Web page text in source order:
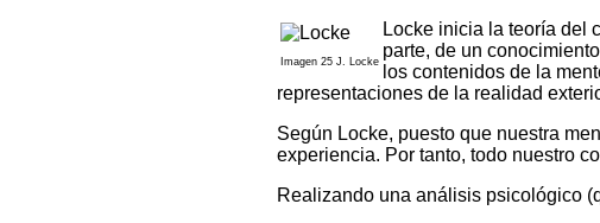
Imagen 25 J. Locke
Locke inicia la teoría del
parte, de un
los contenidos de la
representaciones de la realidad
Según Locke, puesto que nuestra
experiencia. Por tanto, todo nuestro
Realizando una análisis psicológico